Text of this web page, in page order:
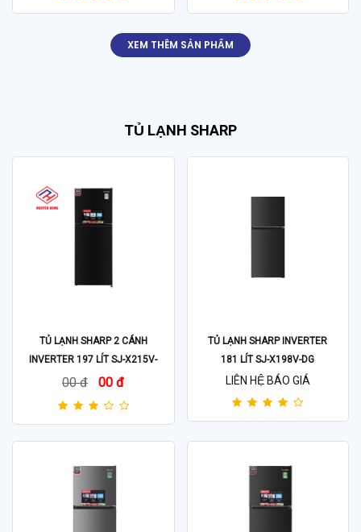
XEM THÊM SẢN PHẨM
TỦ LẠNH SHARP
TỦ LẠNH SHARP 2 CÁNH
INVERTER 197 LÍT SJ-X215V-
DG
00 đ 00 đ
TỦ LẠNH SHARP INVERTER
181 LÍT SJ-X198V-DG
LIÊN HỆ BÁO GIÁ